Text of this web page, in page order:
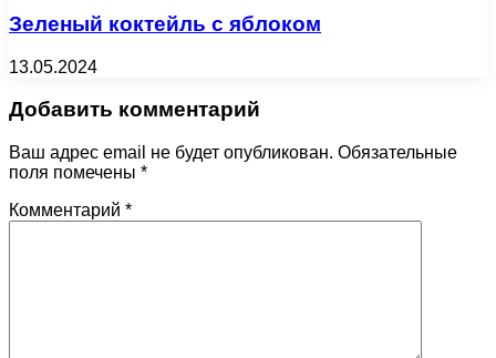
Зеленый коктейль с яблоком
13.05.2024
Добавить комментарий
Ваш адрес email не будет опубликован. Обязательные
поля помечены *
Комментарий *